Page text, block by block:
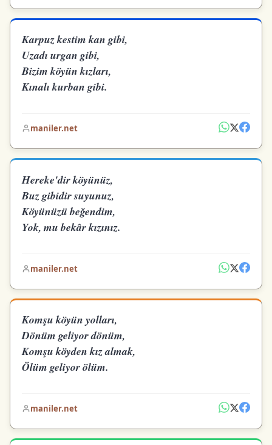
Karpuz kestim kan gibi,
Uzadı urgan gibi,
Bizim köyün kızları,
Kınalı kurban gibi.
maniler.net
Hereke'dir köyünüz,
Buz gibidir suyunuz,
Köyünüzü beğendim,
Yok, mu bekâr kızınız.
maniler.net
Komşu köyün yolları,
Dönüm geliyor dönüm,
Komşu köyden kız almak,
Ölüm geliyor ölüm.
maniler.net